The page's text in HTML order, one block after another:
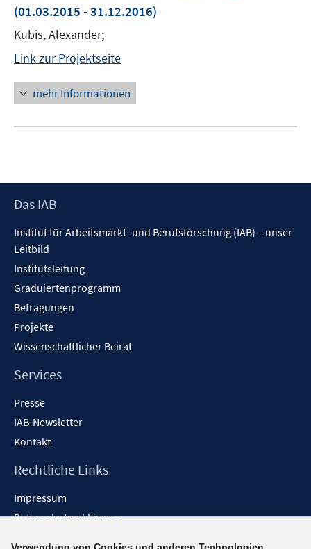
(01.03.2015 - 31.12.2016)
Kubis, Alexander;
Link zur Projektseite
mehr Informationen
Footer
Das IAB
Institut für Arbeitsmarkt- und Berufsforschung (IAB) – unser
Leitbild
Institutsleitung
Graduiertenprogramm
Befragungen
Projekte
Wissenschaftlicher Beirat
Services
Presse
IAB-Newsletter
Kontakt
Rechtliche Links
Impressum
Datenschutzerklärung